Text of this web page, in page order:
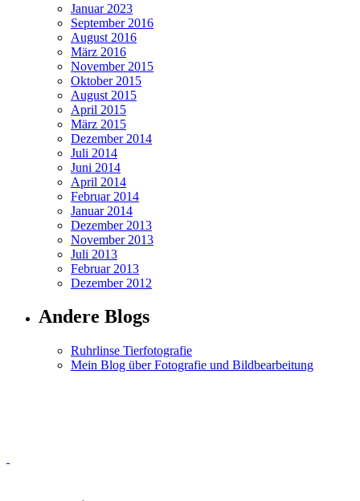
Januar 2023
September 2016
August 2016
März 2016
November 2015
Oktober 2015
August 2015
April 2015
März 2015
Dezember 2014
Juli 2014
Juni 2014
April 2014
Februar 2014
Januar 2014
Dezember 2013
November 2013
Juli 2013
Februar 2013
Dezember 2012
Andere Blogs
Ruhrlinse Tierfotografie
Mein Blog über Fotografie und Bildbearbeitung